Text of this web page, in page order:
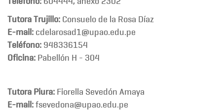
Tutora Trujillo: Consuelo de la Rosa Díaz
E-mail: cdelarosad1@upao.edu.pe
Teléfono: 948336154
Oficina: Pabellón H - 304
Tutora Piura: Fiorella Sevedón Amaya
E-mail:fsevedona@upao.edu.pe